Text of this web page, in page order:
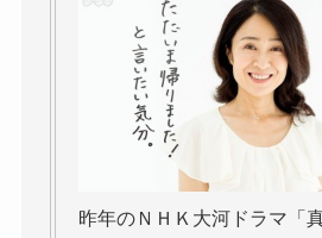
昨年のＮＨＫ大河ドラマ「